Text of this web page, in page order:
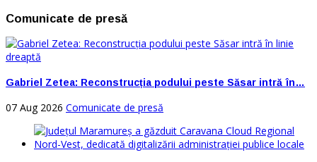
Comunicate de presă
Gabriel Zetea: Reconstrucția podului peste Săsar intră în…
07 Aug 2026 Comunicate de presă